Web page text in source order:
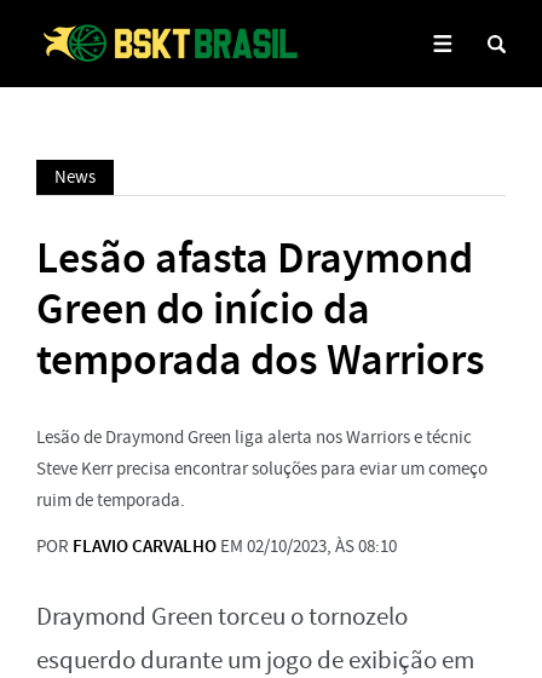
News
Lesão afasta Draymond
Green do início da
temporada dos Warriors
Lesão de Draymond Green liga alerta nos Warriors e técnic
Steve Kerr precisa encontrar soluções para eviar um começo
ruim de temporada.
POR FLAVIO CARVALHO EM 02/10/2023, ÀS 08:10
Draymond Green torceu o tornozelo
esquerdo durante um jogo de exibição em